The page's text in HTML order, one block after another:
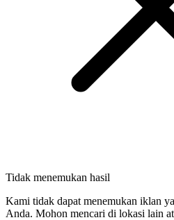
Tidak menemukan hasil
Kami tidak dapat menemukan iklan
Anda. Mohon mencari di lokasi lain